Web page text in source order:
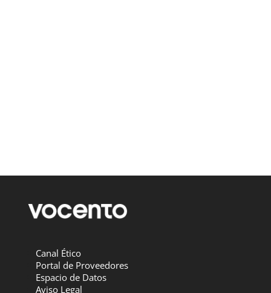
Canal Ético
Portal de Proveedores
Espacio de Datos
Aviso Legal